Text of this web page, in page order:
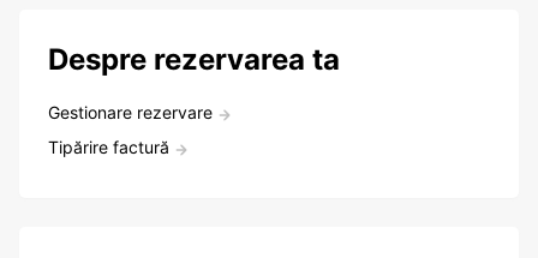
Despre rezervarea ta
Gestionare rezervare
Tipărire factură